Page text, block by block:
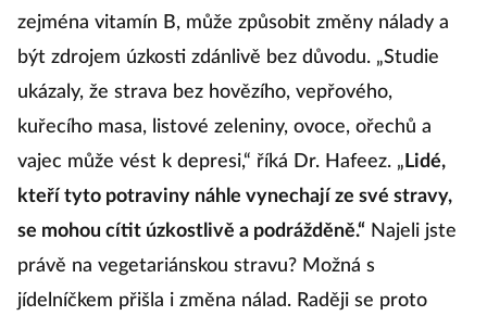
zejména vitamín B, může způsobit změny nálady a
být zdrojem úzkosti zdánlivě bez důvodu. „Studie
ukázaly, že strava bez hovězího, vepřového,
kuřecího masa, listové zeleniny, ovoce, ořechů a
vajec může vést k depresi,“ říká Dr. Hafeez. „ Lidé,
kteří tyto potraviny náhle vynechají ze své stravy,
se mohou cítit úzkostlivě a podrážděně.“ Najeli jste
právě na vegetariánskou stravu? Možná s
jídelníčkem přišla i změna nálad. Raději se proto